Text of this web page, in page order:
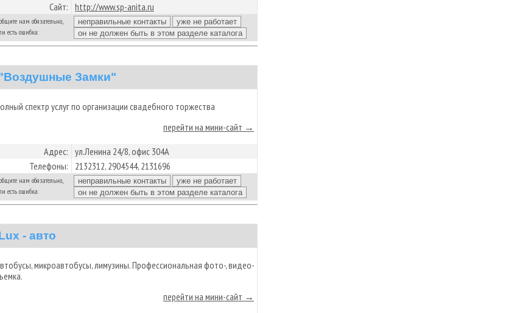
Сайт: http://www.sp-anita.ru
нам обязательно,
есть ошибка:
Замки"
спектр услуг по организации свадебного торжества
перейти на мини-сайт →
Адрес: ул.Ленина 24/8, офис 304А
Телефоны:
2132312, 2904544, 2131696
нам обязательно,
есть ошибка:
- авто
микроавтобусы, лимузины. Профессиональная фото-, видео-
перейти на мини-сайт →